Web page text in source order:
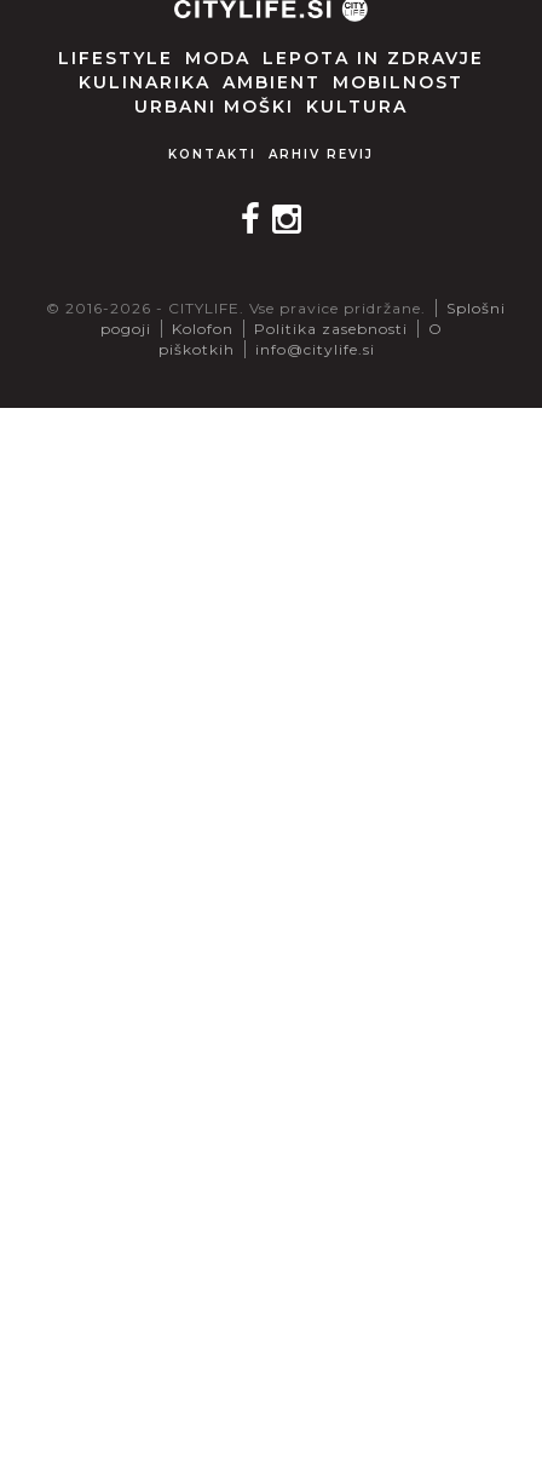
LIFESTYLE MODA
LEPOTA IN ZDRAVJE
KULINARIKA
AMBIENT
MOBILNOST
URBANI MOŠKI
KULTURA
KONTAKTI ARHIV REVIJ
© 2016-2026 - CITYLIFE. Vse pravice pridržane.
Splošni
pogoji
Kolofon Politika zasebnosti
O
piškotkih
info@citylife.si